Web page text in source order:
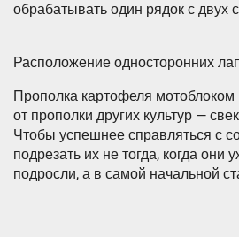
обрабатывать один рядок с двух
Расположение односторонних
Прополка картофеля мотоблоком
от прополки других культур —
Чтобы успешнее справляться с
подрезать их не тогда, когда они
подросли, а в самой начальной